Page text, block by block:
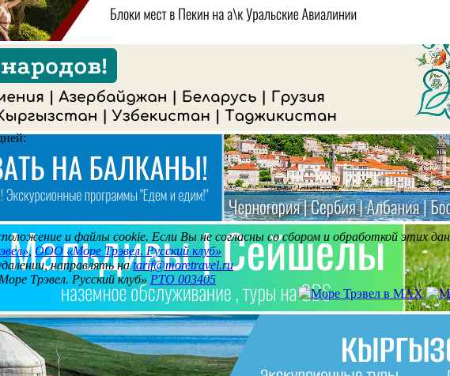
и файлы cookie. Если Вы не согласны со сбором и обработкой этих
, ООО «Море Трэвел. Русский клуб»
направлять наtarif@moretravel.ru
Трэвел. Русский клуб» РТО 003405